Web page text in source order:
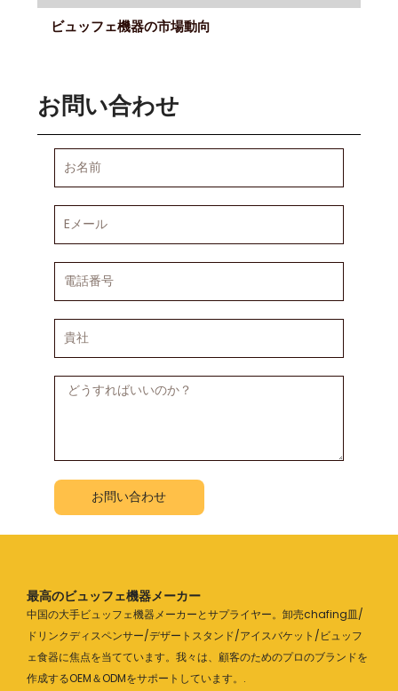
ビュッフェ機器の市場動向
お問い合わせ
名
メ
社
ジ
お問い合わせ
最高のビュッフェ機器メーカー
中国の大手ビュッフェ機器メーカーとサプライヤー。卸売chafing皿/
ドリンクディスペンサー/デザートスタンド/アイスバケット/ビュッフ
ェ食器に焦点を当てています。我々は、顧客のためのプロのブランドを
作成するOEM＆ODMをサポートしています。.